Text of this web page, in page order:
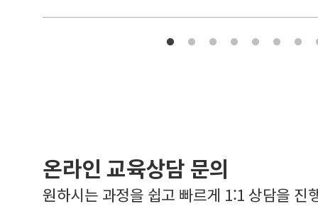
온라인 교육상담 문의
원하시는 과정을 쉽고 빠르게 1:1 상담을 진